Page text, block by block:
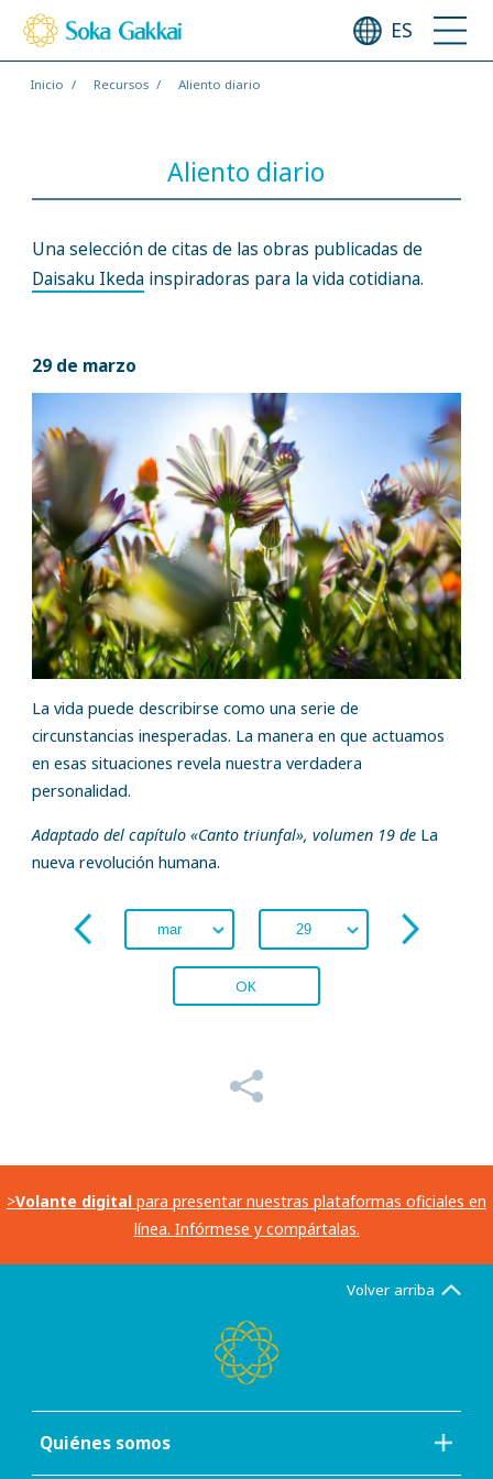
ES
Inicio Recursos Aliento diario
Aliento diario
Una selección de citas de las obras publicadas de
Daisaku Ikedainspiradoras para la vida cotidiana.
29 de marzo
La vida puede describirse como una serie de
circunstancias inesperadas. La manera en que actuamos
en esas situaciones revela nuestra verdadera
personalidad.
Adaptado del capítulo «Canto triunfal», volumen 19 deLa
nueva revolución humana.
OK
>Volante digital para presentar nuestras plataformas oficiales en
línea. Infórmese y compártalas.
Volver arriba
Quiénes somos